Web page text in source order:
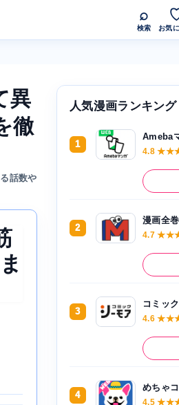
⌕
検索 お気
異
徹
話数や
人気漫画ランキング
1
Ameba
4.8
2
漫画全
4.7
3
コミッ
4.6
4
めちゃ
4.5